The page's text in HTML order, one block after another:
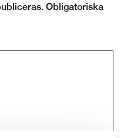
Obligatoriska